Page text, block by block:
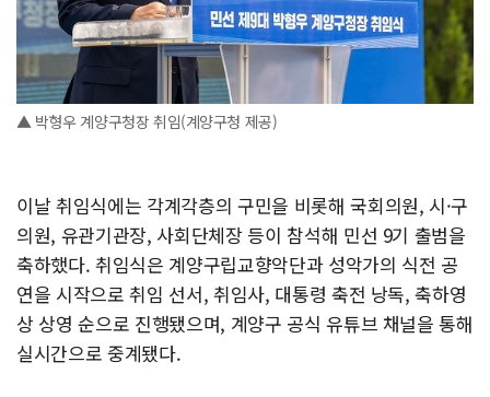
▲ 박형우 계양구청장 취임(계양구청 제공)
이날 취임식에는 각계각층의 구민을 비롯해 국회의원, 시·구
의원, 유관기관장, 사회단체장 등이 참석해 민선 9기 출범을
축하했다. 취임식은 계양구립교향악단과 성악가의 식전 공
연을 시작으로 취임 선서, 취임사, 대통령 축전 낭독, 축하영
상 상영 순으로 진행됐으며, 계양구 공식 유튜브 채널을 통해
실시간으로 중계됐다.